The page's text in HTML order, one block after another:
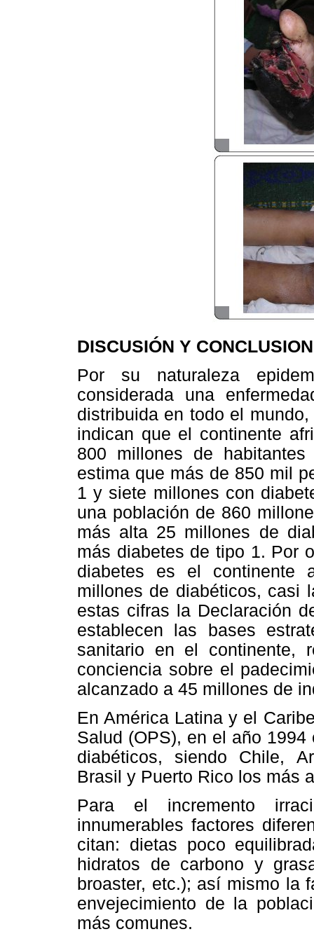
DISCUSIÓN Y
Por su naturaleza
considerada una
distribuida en todo el
indican que el continente
800 millones de
estima que más de 850 mil
1 y siete millones con
una población de 860
más alta 25 millones de
más diabetes de tipo 1. Por
diabetes es el continente
millones de diabéticos, casi
estas cifras la Declaración
establecen las bases
sanitario en el continente,
conciencia sobre el
alcanzado a 45 millones de
En América Latina y el
Salud (OPS), en el año
diabéticos, siendo Chile,
Brasil y Puerto Rico los más
Para el incremento
innumerables factores
citan: dietas poco
hidratos de carbono y
broaster, etc.); así mismo la
envejecimiento de la
más comunes.